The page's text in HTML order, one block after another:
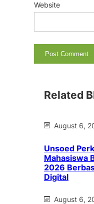
Website
Related
August 6,
Unsoed
Mahasiswa
2026
Digital
August 6,